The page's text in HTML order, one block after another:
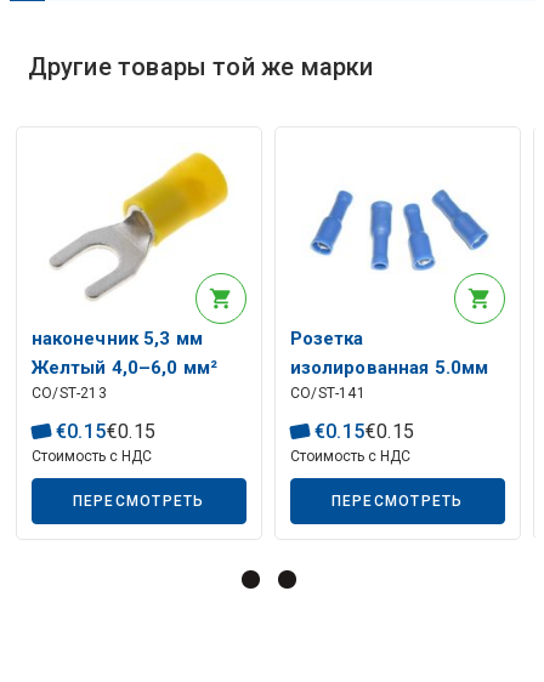
Описание искусственного интеллекта
Описание искусственного интеллекта
Другие товары той же марки
наконечник 5,3 мм
Желтый 4,0–6,0 мм²
(ST-213) RoHS
CO/ST-213
€0.15€0.15
Стоимость с НДС
ПЕРЕСМОТРЕТЬ
Розетка
изолированная 5.0мм
синяя 1.5-2.5мм (ST-
141) RoHS
CO/ST-141
€0.15€0.15
Стоимость с НДС
ПЕРЕСМОТРЕТЬ